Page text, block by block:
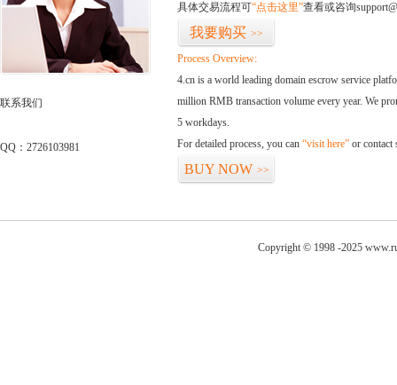
联系我们
QQ：2726103981
具体交易流程可“点击这里”查看或咨询
我要购买 >>
Process Overview:
4.cn is a world leading domain escrow service
million RMB transaction volume every year. We
5 workdays.
For detailed process, you can “visit here” or contact
BUY NOW >>
Copyright © 1998 -2025